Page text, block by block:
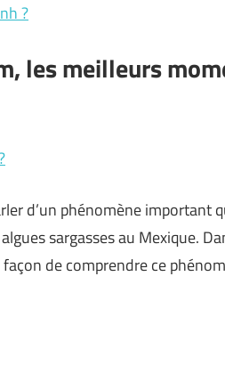
?
les meilleurs
d’un phénomène important
sargasses au Mexique.
de comprendre ce